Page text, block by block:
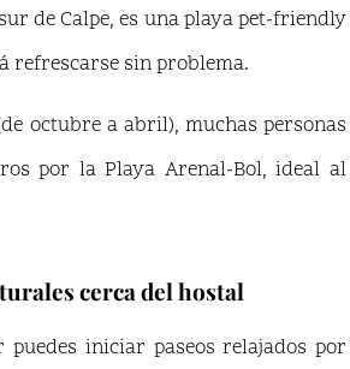
de Calpe, es una playa pet-friendly
refrescarse sin problema.
octubre a abril), muchas personas
por la Playa Arenal-Bol, ideal al
cerca del hostal
puedes iniciar paseos relajados por